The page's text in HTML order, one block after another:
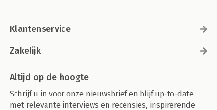
Klantenservice
Zakelijk
Altijd op de hoogte
Schrijf u in voor onze nieuwsbrief en blijf up-to-date
met relevante interviews en recensies, inspirerende